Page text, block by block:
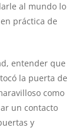
al mundo lo
práctica de
entender que
la puerta de
como
un contacto
y